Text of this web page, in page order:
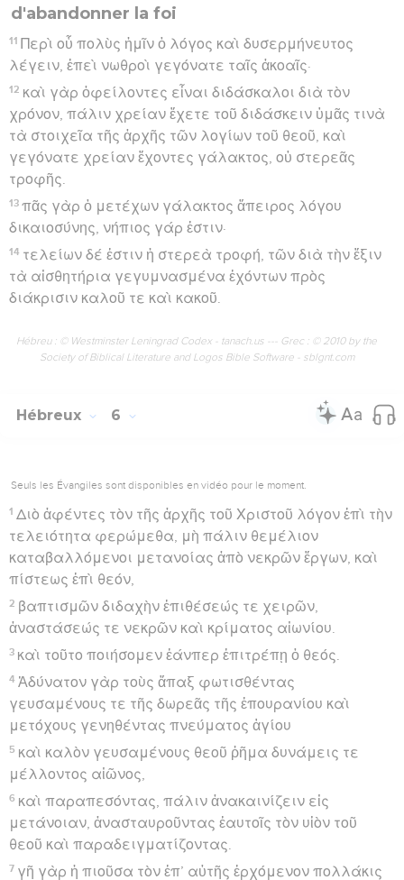
d'abandonner la foi
11 Περὶ οὗ πολὺς ἡμῖν ὁ λόγος καὶ δυσερμήνευτος
λέγειν, ἐπεὶ νωθροὶ γεγόνατε ταῖς ἀκοαῖς·
12 καὶ γὰρ ὀφείλοντες εἶναι διδάσκαλοι διὰ τὸν
χρόνον, πάλιν χρείαν ἔχετε τοῦ διδάσκειν ὑμᾶς τινὰ
τὰ στοιχεῖα τῆς ἀρχῆς τῶν λογίων τοῦ θεοῦ, καὶ
γεγόνατε χρείαν ἔχοντες γάλακτος, οὐ στερεᾶς
τροφῆς.
13 πᾶς γὰρ ὁ μετέχων γάλακτος ἄπειρος λόγου
δικαιοσύνης, νήπιος γάρ ἐστιν·
14 τελείων δέ ἐστιν ἡ στερεὰ τροφή, τῶν διὰ τὴν ἕξιν
τὰ αἰσθητήρια γεγυμνασμένα ἐχόντων πρὸς
διάκρισιν καλοῦ τε καὶ κακοῦ.
Hébreu : © Westminster Leningrad Codex - tanach.us --- Grec : © 2010 by the
Society of Biblical Literature and Logos Bible Software - sblgnt.com
Hébreux 6
Seuls les Évangiles sont disponibles en vidéo pour le moment.
1 Διὸ ἀφέντες τὸν τῆς ἀρχῆς τοῦ Χριστοῦ λόγον ἐπὶ τὴν
τελειότητα φερώμεθα, μὴ πάλιν θεμέλιον
καταβαλλόμενοι μετανοίας ἀπὸ νεκρῶν ἔργων, καὶ
πίστεως ἐπὶ θεόν,
2 βαπτισμῶν διδαχὴν ἐπιθέσεώς τε χειρῶν,
ἀναστάσεώς τε νεκρῶν καὶ κρίματος αἰωνίου.
3 καὶ τοῦτο ποιήσομεν ἐάνπερ ἐπιτρέπῃ ὁ θεός.
4 Ἀδύνατον γὰρ τοὺς ἅπαξ φωτισθέντας
γευσαμένους τε τῆς δωρεᾶς τῆς ἐπουρανίου καὶ
μετόχους γενηθέντας πνεύματος ἁγίου
5 καὶ καλὸν γευσαμένους θεοῦ ῥῆμα δυνάμεις τε
μέλλοντος αἰῶνος,
6 καὶ παραπεσόντας, πάλιν ἀνακαινίζειν εἰς
μετάνοιαν, ἀνασταυροῦντας ἑαυτοῖς τὸν υἱὸν τοῦ
θεοῦ καὶ παραδειγματίζοντας.
7 γῆ γὰρ ἡ πιοῦσα τὸν ἐπ’ αὐτῆς ἐρχόμενον πολλάκις